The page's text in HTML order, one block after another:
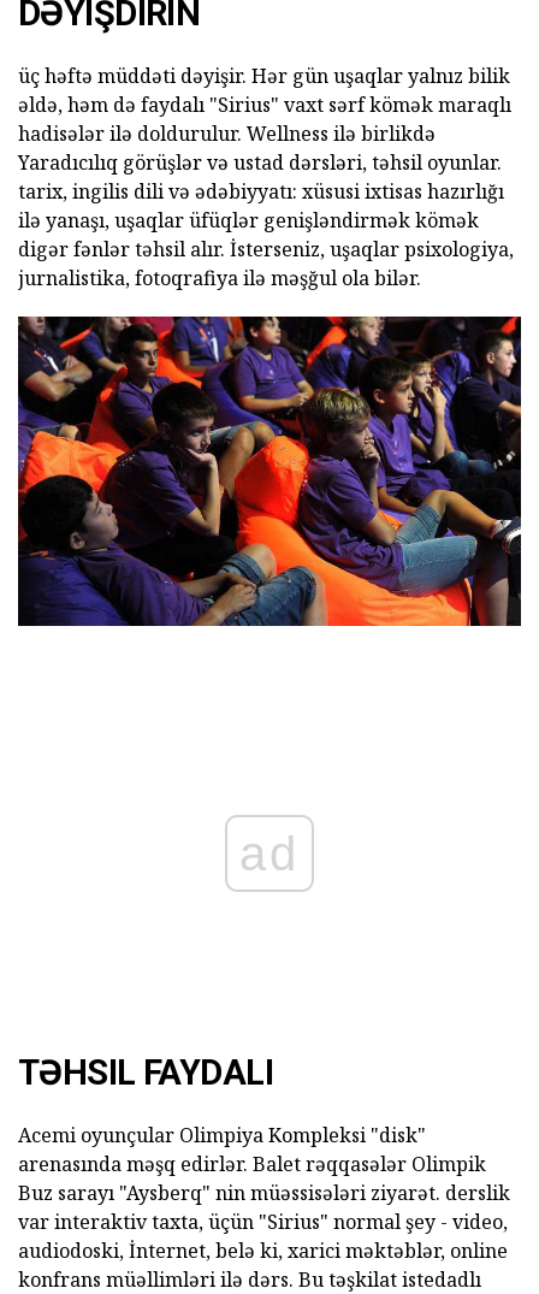
DƏYIŞDIRIN
üç həftə müddəti dəyişir. Hər gün uşaqlar yalnız bilik
əldə, həm də faydalı "Sirius" vaxt sərf kömək maraqlı
hadisələr ilə doldurulur. Wellness ilə birlikdə
Yaradıcılıq görüşlər və ustad dərsləri, təhsil oyunlar.
tarix, ingilis dili və ədəbiyyatı: xüsusi ixtisas hazırlığı
ilə yanaşı, uşaqlar üfüqlər genişləndirmək kömək
digər fənlər təhsil alır. İsterseniz, uşaqlar psixologiya,
jurnalistika, fotoqrafiya ilə məşğul ola bilər.
ad
TƏHSIL FAYDALI
Acemi oyunçular Olimpiya Kompleksi "disk"
arenasında məşq edirlər. Balet rəqqasələr Olimpik
Buz sarayı "Aysberq" nin müəssisələri ziyarət. derslik
var interaktiv taxta, üçün "Sirius" normal şey - video,
audiodoski, İnternet, belə ki, xarici məktəblər, online
konfrans müəllimləri ilə dərs. Bu təşkilat istedadlı